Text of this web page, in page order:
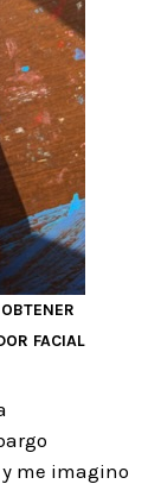
FACIAL
y me imagino